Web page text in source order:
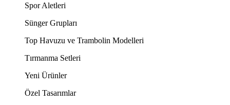
Spor Aletleri
Sünger Grupları
Top Havuzu ve Trambolin Modelleri
Tırmanma Setleri
Yeni Ürünler
Özel Tasarımlar